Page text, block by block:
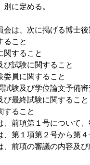
別に定める。
は、次に掲げる博士後
ること
関すること
び試験に関すること
員に関すること
験及び学位論文予備審
最終試験に関すること
すること
前項第１号について
第１項第２号から第４
前項の審議の内容及び